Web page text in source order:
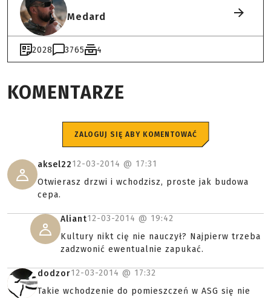
Medard
2028 3765 4
KOMENTARZE
ZALOGUJ SIĘ ABY KOMENTOWAĆ
aksel2212-03-2014 @ 17:31
Otwierasz drzwi i wchodzisz, proste jak budowa
cepa.
Aliant12-03-2014 @ 19:42
Kultury nikt cię nie nauczył? Najpierw trzeba
zadzwonić ewentualnie zapukać.
dodzor12-03-2014 @ 17:32
Takie wchodzenie do pomieszczeń w ASG się nie